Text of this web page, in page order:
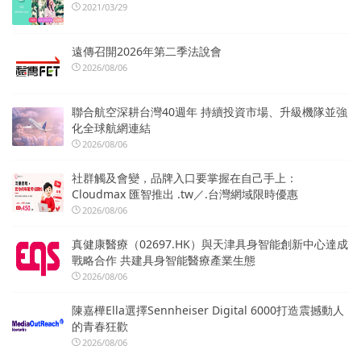
2021/03/29
遠傳召開2026年第二季法說會
2026/08/06
聯合航空深耕台灣40週年 持續投資市場、升級機隊並強
化全球航網連結
2026/08/06
社群觸及會變，品牌入口要掌握在自己手上：
Cloudmax 匯智推出 .tw／.台灣網域限時優惠
2026/08/06
真健康醫療（02697.HK）與天津具身智能創新中心達成
戰略合作 共建具身智能醫療產業生態
2026/08/06
陳嘉樺Ella選擇Sennheiser Digital 6000打造震撼動人
的青春狂歡
2026/08/06